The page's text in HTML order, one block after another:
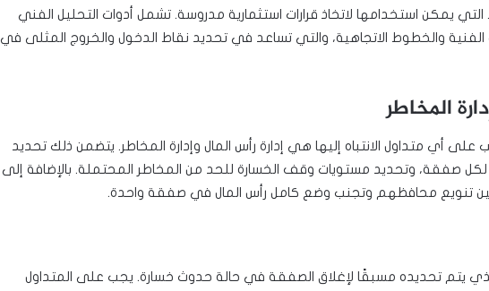
التي يمكن استخدامها لاتخاذ قرارات استثمارية مدروسة. تشمل أدوات التحليل الفني
الفنية والخطوط الاتجاهية، والتي تساعد في تحديد نقاط الدخول والخروج المثلى في
المخاطر
على أي متداول الانتباه إليها هي إدارة رأس المال وإدارة المخاطر. يتضمن ذلك تحديد
صفقة، وتحديد مستويات وقف الخسارة للحد من المخاطر المحتملة. بالإضافة إلى
تنويع محافظهم وتجنب وضع كامل رأس المال في صفقة واحدة.
يتم تحديده مسبقًا لإغلاق الصفقة في حالة حدوث خسارة. يجب على المتداول